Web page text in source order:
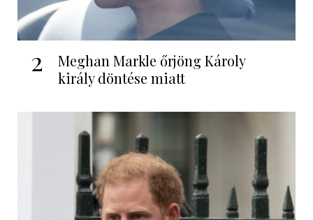
2
Meghan Markle őrjöng Károly
király döntése miatt